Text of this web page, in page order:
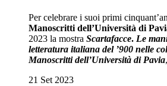
Per celebrare i suoi primi
Manoscritti dell’Università di
2023 la mostra Scartafacce. Le
letteratura italiana del ’900 nelle
Manoscritti dell’Università di Pavia
21 Set 2023